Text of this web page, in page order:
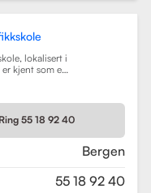
lokalisert i
kjent som en
spekter av
klasse B
A, A1, og A2 for
BE og B96
Ring 55 18 92 40
Bergen
55 18 92 40